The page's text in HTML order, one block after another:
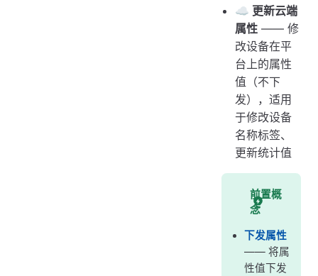
☁️ 更新云端
属性 —— 修
改设备在平
台上的属性
值（不下
发），适用
于修改设备
名称标签、
更新统计值
前置概
念
下发属性
—— 将属
性值下发